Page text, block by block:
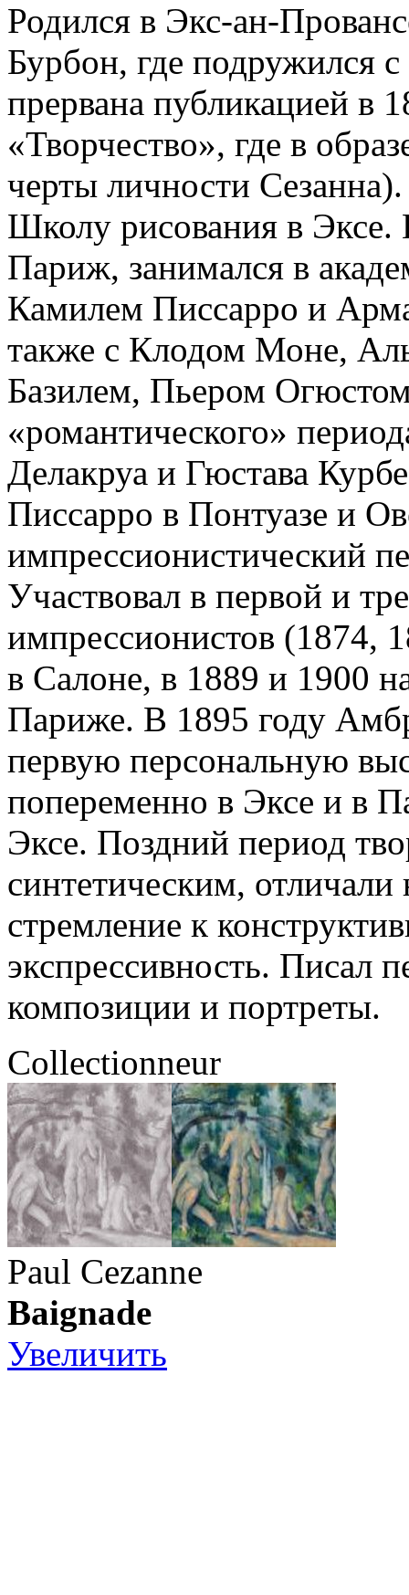
Родился в Экс-ан-
Бурбон, где подружился
прервана публикацией в
«Творчество», где в
черты личности
Школу рисования в Эксе.
Париж, занимался в
Камилем Писсарро и
также с Клодом Моне,
Базилем, Пьером
«романтического»
Делакруа и Гюстава
Писсарро в Понтуазе и
импрессионистический
Участвовал в первой и
импрессионистов (1874,
в Салоне, в 1889 и 1900
Париже. В 1895 году
первую персональную
попеременно в Эксе и в
Эксе. Поздний период
синтетическим, отличали
стремление к
экспрессивность. Писал
композиции и портреты.
Collectionneur
Paul Cezanne
Baignade
Увеличить